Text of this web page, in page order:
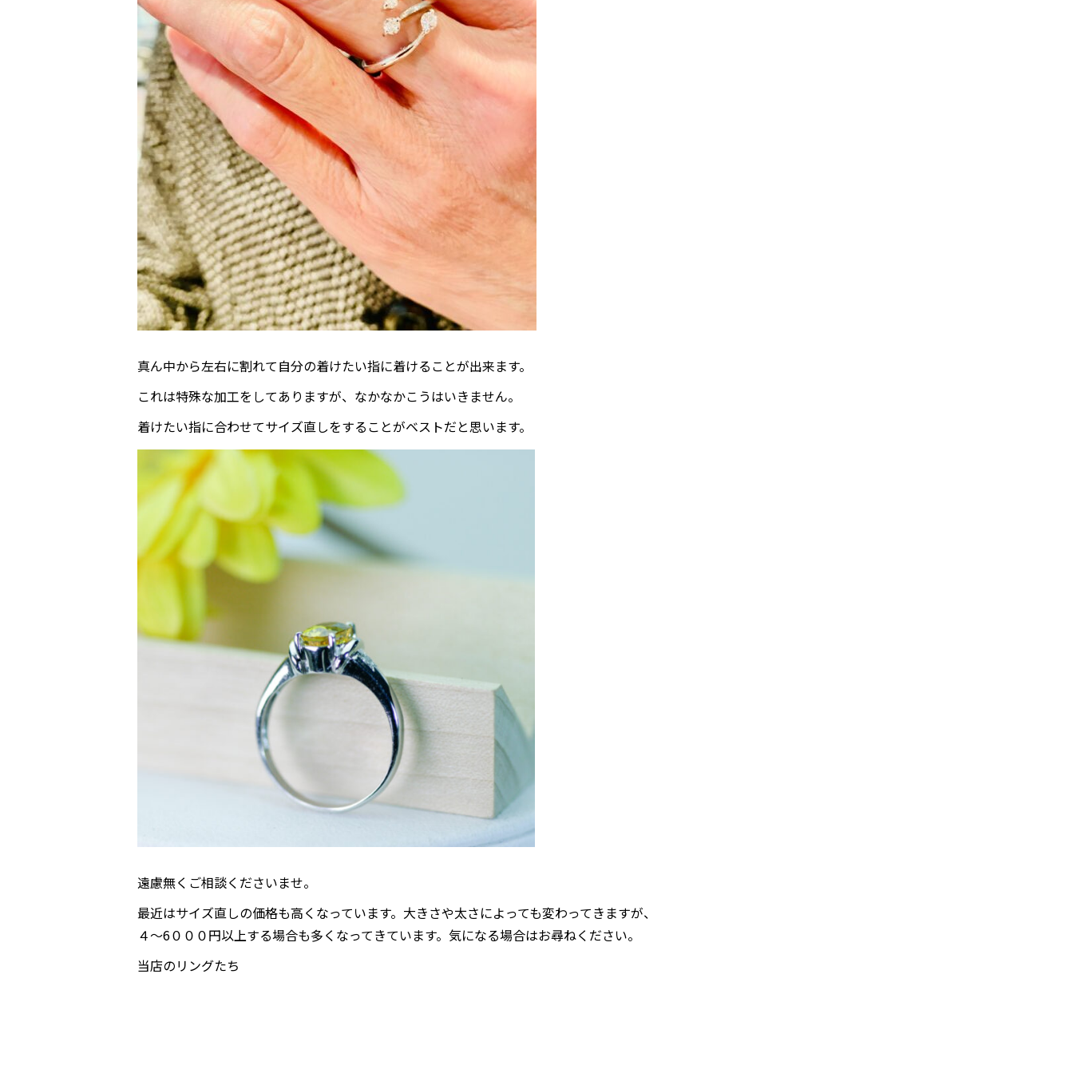
真ん中から左右に割れて自分の着けたい指に着けることが出来ます。
これは特殊な加工をしてありますが、なかなかこうはいきません。
着けたい指に合わせてサイズ直しをすることがベストだと思います。
遠慮無くご相談くださいませ。
最近はサイズ直しの価格も高くなっています。大きさや太さによっても変わってきますが、
４〜6０００円以上する場合も多くなってきています。気になる場合はお尋ねください。
当店のリングたち